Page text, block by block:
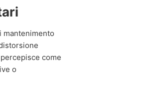
mantenimento
come
o